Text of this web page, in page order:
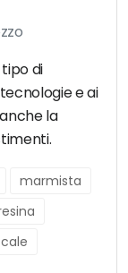
tipo di
e ai
la
marmista